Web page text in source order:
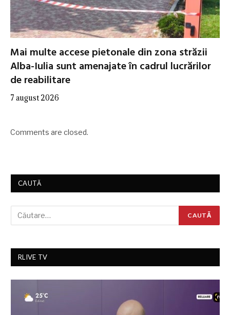
Mai multe accese pietonale din zona străzii
Alba-Iulia sunt amenajate în cadrul lucrărilor
de reabilitare
7 august 2026
Comments are closed.
CAUTĂ
RLIVE TV